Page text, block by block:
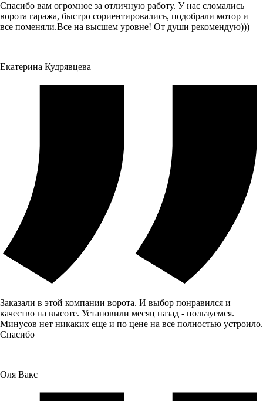
Спасибо вам огромное за отличную работу. У нас сломались
ворота гаража, быстро сориентировались, подобрали мотор и
все поменяли.Все на высшем уровне! От души рекомендую)))
Екатерина Кудрявцева
Заказали в этой компании ворота. И выбор понравился и
качество на высоте. Установили месяц назад - пользуемся.
Минусов нет никаких еще и по цене на все полностью устроило.
Спасибо
Оля Вакс